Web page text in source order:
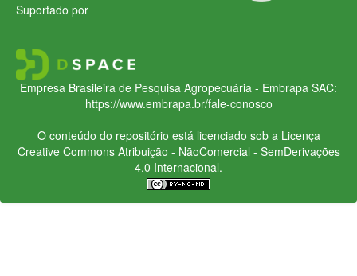
Suportado por
Empresa Brasileira de Pesquisa Agropecuária - Embrapa SAC:
https://www.embrapa.br/fale-conosco
O conteúdo do repositório está licenciado sob a Licença
Creative CommonsAtribuição - NãoComercial - SemDerivações
4.0 Internacional.